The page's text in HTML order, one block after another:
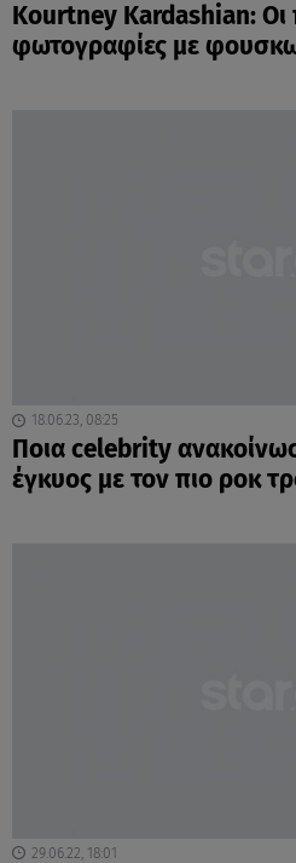
Kourtney Kardashian: Οι
φωτογραφίες με
18.06.23, 08:25
Ποια celebrity
έγκυος με τον πιο ροκ
29.06.22, 18:01